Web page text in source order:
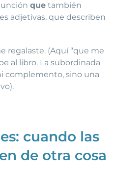
que también
adjetivas, que describen
regalaste. (Aquí “que me
al libro. La subordinada
complemento, sino una
cuando las
de otra cosa